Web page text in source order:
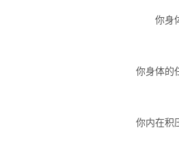
你身
你身体的
你内在积